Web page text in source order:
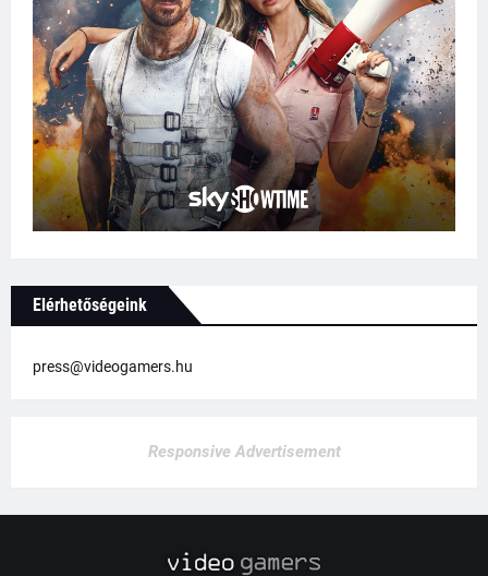
Elérhetőségeink
press@videogamers.hu
Responsive Advertisement